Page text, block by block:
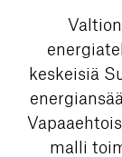
keskeisiä
malli